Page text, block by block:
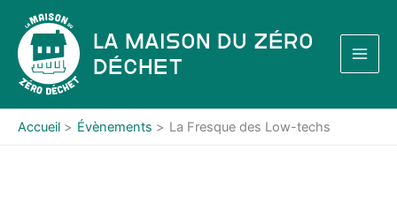
contenu
La Maison du Zéro
Déchet
Accueil Évènements La Fresque des Low-techs